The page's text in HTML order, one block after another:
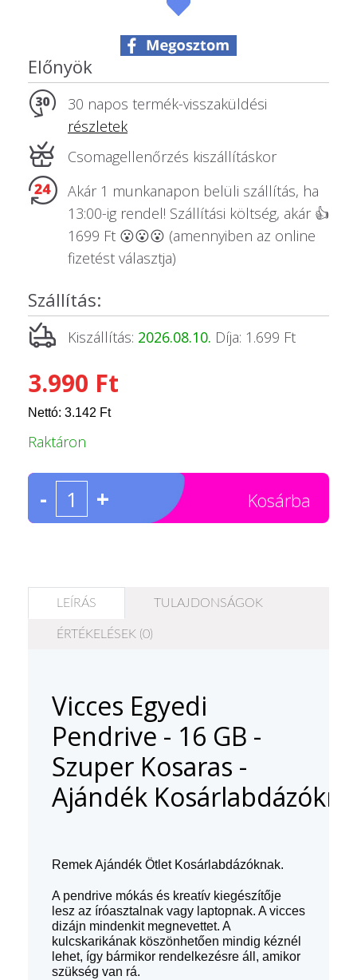
Előnyök
30 napos termék-visszaküldési
részletek
Csomagellenőrzés kiszállításkor
Akár 1 munkanapon belüli szállítás, ha
13:00-ig rendel! Szállítási költség, akár 👍
1699 Ft 😮😮😮 (amennyiben az online
fizetést választja)
Szállítás:
Kiszállítás: 2026.08.10. Díja: 1.699 Ft
3.990 Ft
Nettó: 3.142 Ft
Raktáron
- + Kosárba
LEÍRÁS TULAJDONSÁGOK
ÉRTÉKELÉSEK (0)
Vicces Egyedi
Pendrive - 16 GB -
Szuper Kosaras -
Ajándék
Remek Ajándék Ötlet Kosárlabdázóknak.
A pendrive mókás és kreatív kiegészítője
lesz az íróasztalnak vagy laptopnak. A vicces
dizájn mindenkit megnevettet. A
kulcskarikának köszönhetően mindig kéznél
lehet, így bármikor rendelkezésre áll, amikor
szükség van rá.